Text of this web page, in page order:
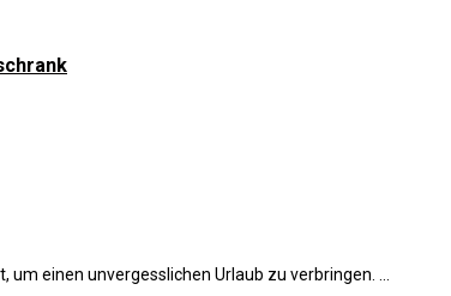
einen unvergesslichen Urlaub zu verbringen. ...